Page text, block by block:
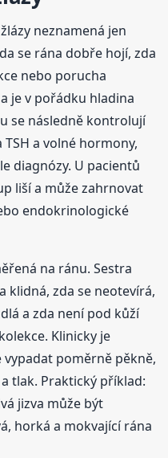
neznamená jen
se rána dobře hojí, zda
nebo porucha
je v pořádku hladina
se následně kontrolují
a volné hormony,
diagnózy. U pacientů
liší a může zahrnovat
endokrinologické
na ránu. Sestra
klidná, zda se neotevírá,
a zda není pod kůží
Klinicky je
poměrně pěkně,
tlak. Praktický příklad:
jizva může být
horká a mokvající rána